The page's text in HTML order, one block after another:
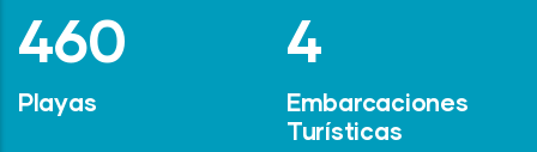
642
Playas
6
Embarcaciones
Turísticas